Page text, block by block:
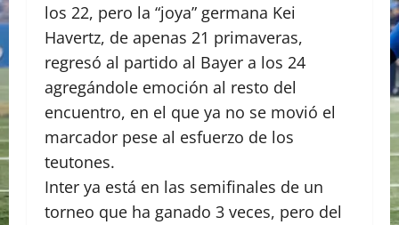
los 22, pero la “joya” germana Kei
Havertz, de apenas 21 primaveras,
regresó al partido al Bayer a los 24
agregándole emoción al resto del
encuentro, en el que ya no se movió el
marcador pese al esfuerzo de los
teutones.
Inter ya está en las semifinales de un
torneo que ha ganado 3 veces, pero del